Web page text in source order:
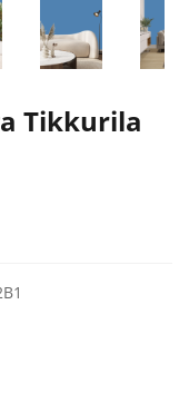
Tikkurila